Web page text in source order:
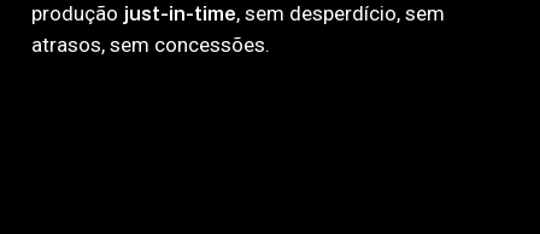
produção just-in-time, sem desperdício, sem
atrasos, sem concessões.